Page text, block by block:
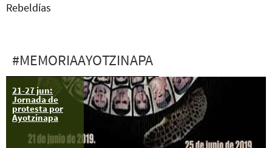
Rebeldías
#MEMORIAAYOTZINAPA
21-27 jun:
Jornada de
protesta por
Ayotzinapa